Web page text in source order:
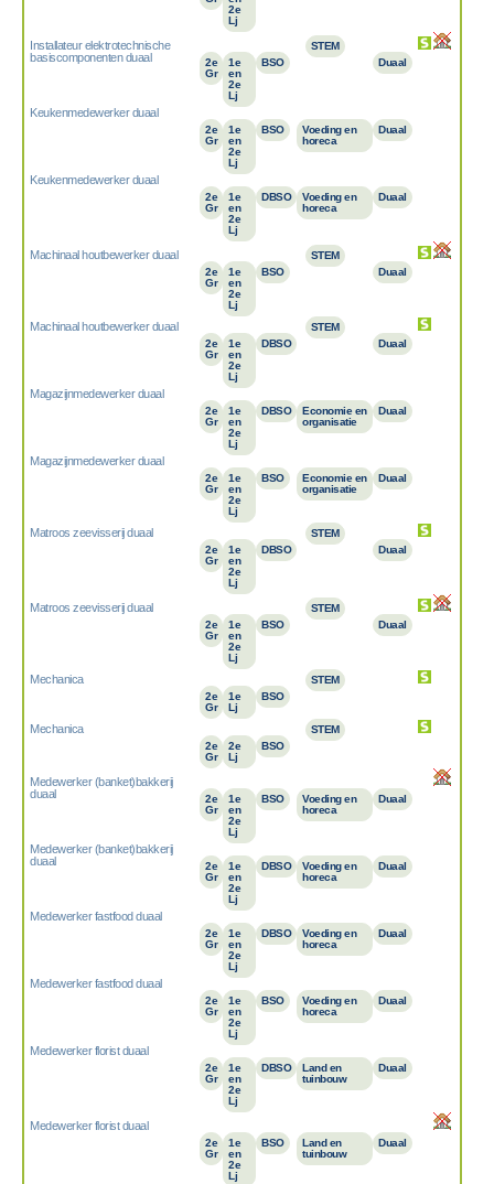
2e
Lj
Installateur elektrotechnische
basiscomponenten duaal
2e
Gr
1e
en
2e
Lj
BSO
STEM
Duaal
Keukenmedewerker duaal
2e
Gr
1e
en
2e
Lj
BSO
Voeding en
horeca
Duaal
Keukenmedewerker duaal
2e
Gr
1e
en
2e
Lj
DBSO
Voeding en
horeca
Duaal
Machinaal houtbewerker duaal
2e
Gr
1e
en
2e
Lj
BSO
STEM
Duaal
Machinaal houtbewerker duaal
2e
Gr
1e
en
2e
Lj
DBSO
STEM
Duaal
Magazijnmedewerker duaal
2e
Gr
1e
en
2e
Lj
DBSO
Economie en
organisatie
Duaal
Magazijnmedewerker duaal
2e
Gr
1e
en
2e
Lj
BSO
Economie en
organisatie
Duaal
Matroos zeevisserij duaal
2e
Gr
1e
en
2e
Lj
DBSO
STEM
Duaal
Matroos zeevisserij duaal
2e
Gr
1e
en
2e
Lj
BSO
STEM
Duaal
Mechanica
2e
Gr
1e
Lj
BSO
STEM
Mechanica
2e
Gr
2e
Lj
BSO
STEM
Medewerker (banket)bakkerij
duaal
2e
Gr
1e
en
2e
Lj
BSO
Voeding en
horeca
Duaal
Medewerker (banket)bakkerij
duaal
2e
Gr
1e
en
2e
Lj
DBSO
Voeding en
horeca
Duaal
Medewerker fastfood duaal
2e
Gr
1e
en
2e
Lj
DBSO
Voeding en
horeca
Duaal
Medewerker fastfood duaal
2e
Gr
1e
en
2e
Lj
BSO
Voeding en
horeca
Duaal
Medewerker florist duaal
2e
Gr
1e
en
2e
Lj
DBSO
Land en
tuinbouw
Duaal
Medewerker florist duaal
2e
Gr
1e
en
2e
Lj
BSO
Land en
tuinbouw
Duaal